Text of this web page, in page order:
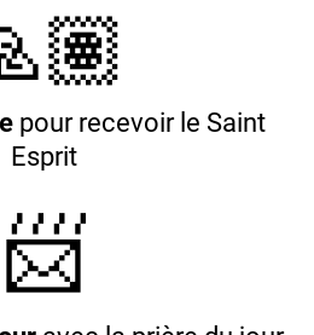
pour recevoir le Saint
Esprit
📨